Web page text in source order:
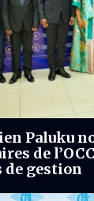
Paluku
de
gestion